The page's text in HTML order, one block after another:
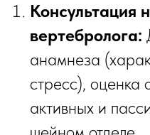
Консультация
вертебролога:
анамнеза
стресс), оценка
активных и